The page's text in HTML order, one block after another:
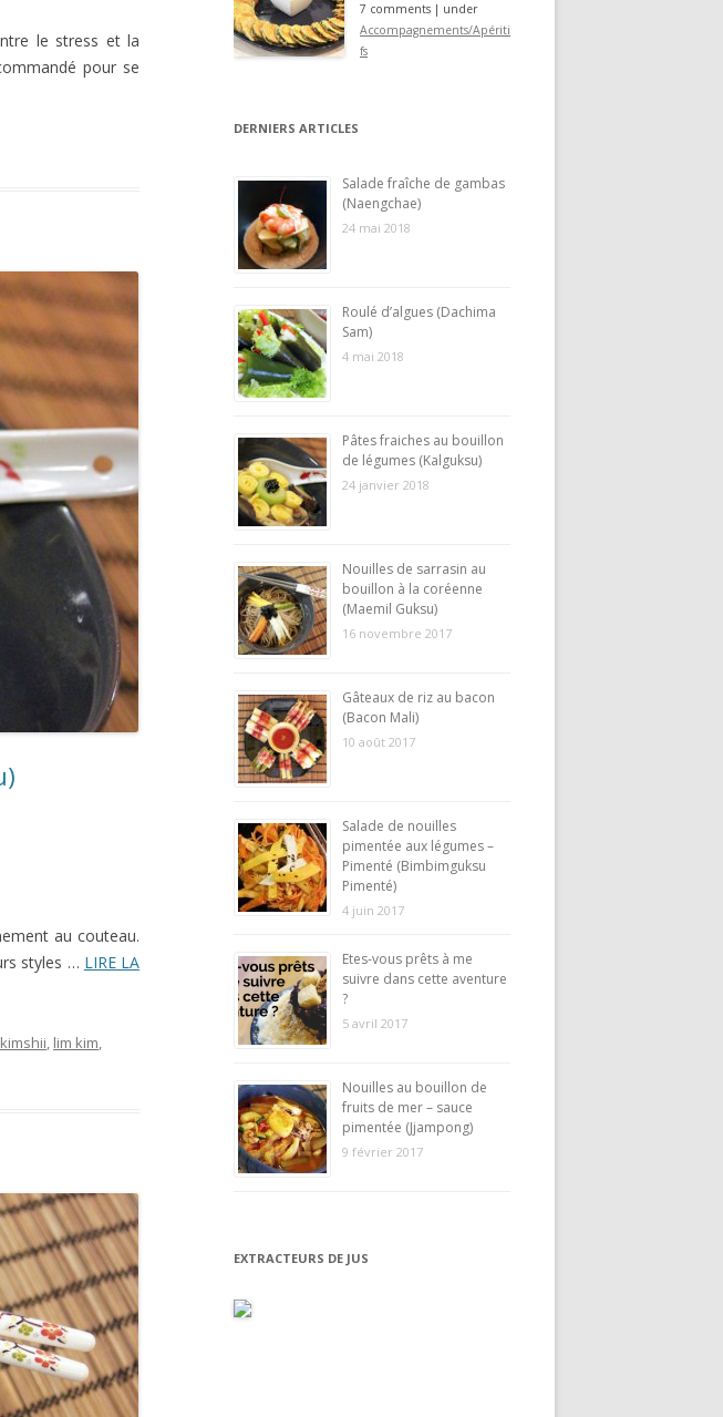
le stress et la
pour se
au couteau.
styles … LIRE LA
kimshii, lim kim,
7 comments | under
Accompagnements/Apériti
fs
DERNIERS ARTICLES
Salade fraîche de gambas
(Naengchae)
24 mai 2018
Roulé d’algues (Dachima
Sam)
4 mai 2018
Pâtes fraiches au bouillon
de légumes (Kalguksu)
24 janvier 2018
Nouilles de sarrasin au
bouillon à la coréenne
(Maemil Guksu)
16 novembre 2017
Gâteaux de riz au bacon
(Bacon Mali)
10 août 2017
Salade de nouilles
pimentée aux légumes –
Pimenté (Bimbimguksu
Pimenté)
4 juin 2017
Etes-vous prêts à me
suivre dans cette aventure
?
5 avril 2017
Nouilles au bouillon de
fruits de mer – sauce
pimentée (Jjampong)
9 février 2017
EXTRACTEURS DE JUS